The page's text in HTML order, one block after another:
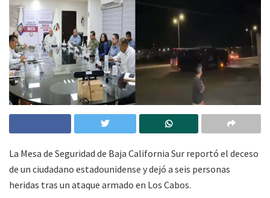
La Mesa de Seguridad de Baja California Sur reportó el deceso
de un ciudadano estadounidense y dejó a seis personas
heridas tras un ataque armado en Los Cabos.